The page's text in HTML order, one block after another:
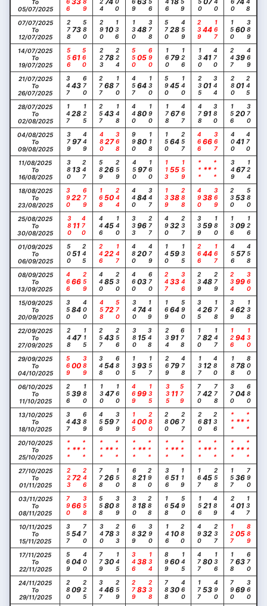
To
05/07/2025
07/07/2025
To
12/07/2025
278 73580 290 10 136 130 48 378 570 28 459 239 44 167 150 60 389
14/07/2025
To
19/07/2025
556 61 560 223 78224 550 05 690 160 79126 130 41 470 247 39 469
21/07/2025
To
26/07/2025
347 43 670 277 68 170 457 64 130 59045 140 235 01 344 280 01 245
28/07/2025
To
02/08/2025
147 28 125 257 43 148 440 80 190 178 67467 478 91 380 156 20 370
04/08/2025
To
09/08/2025
379 97449 480 27368 99080 118 150 64 257 46666 367 40041 470
11/08/2025
To
16/08/2025
380 13 247 589 26 259 450 97160 113 55 159 *** ** *** 349 67124
18/08/2025
To
23/08/2025
39022 679 16850 244 440 84 347 139 38 288 49038 369 230 53 580
25/08/2025
To
30/08/2025
380 11 470 446 45 140 333 96 277 49032 237 339 59 180 136 09 126
01/09/2025
To
06/09/2025
50051 245 246 22 147 480 20 479 140 59 135 26644 167 456 57458
08/09/2025
To
13/09/2025
46666 259 440 85 230 46003 670 247 33 346 239 48 279 234 99 360
15/09/2025
To
20/09/2025
350 84 400 458 72570 340 74 149 16964 590 345 26 178 349 62 138
22/09/2025
To
27/09/2025
248 47115 257 43 256 380 15 348 234 91 678 170 82 147 126 94 130
29/09/2025
To
04/10/2025
56900 389 348 54 680 135 93 157 269 79478 137 12 480 188 78800
06/10/2025
To
11/10/2025
256 39 180 130 47160 46999 135 335 11 579 770 42 778 370 04 680
13/10/2025
To
18/10/2025
347 43 689 456 59 379 145 00 280 280 06 277 26081 236 *** ** ***
20/10/2025
To
25/10/2025
*** ** *** *** ** *** *** ** *** *** ** *** *** ** *** *** ** ***
27/10/2025
To
01/11/2025
223 72246 778 26 150 688 21 290 36651 119 16745 258 157 36 790
03/11/2025
To
08/11/2025
79066 358 558 80 389 380 18 288 16854 590 156 21 489 244 01 137
10/11/2025
To
15/11/2025
357 54 770 340 78233 689 32 390 146 10 280 49032 237 127 05 889
17/11/2025
To
22/11/2025
56904 400 779 30 145 346 38 134 89960 145 477 80 136 178 63 670
24/11/2025
To
29/11/2025
280 09 225 347 46 259 279 83 238 788 30 460 177 53 490 79069 360